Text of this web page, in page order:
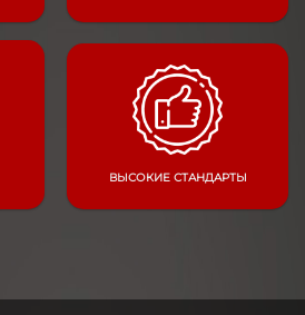
ВЫСОКИЕ СТАНДАРТЫ